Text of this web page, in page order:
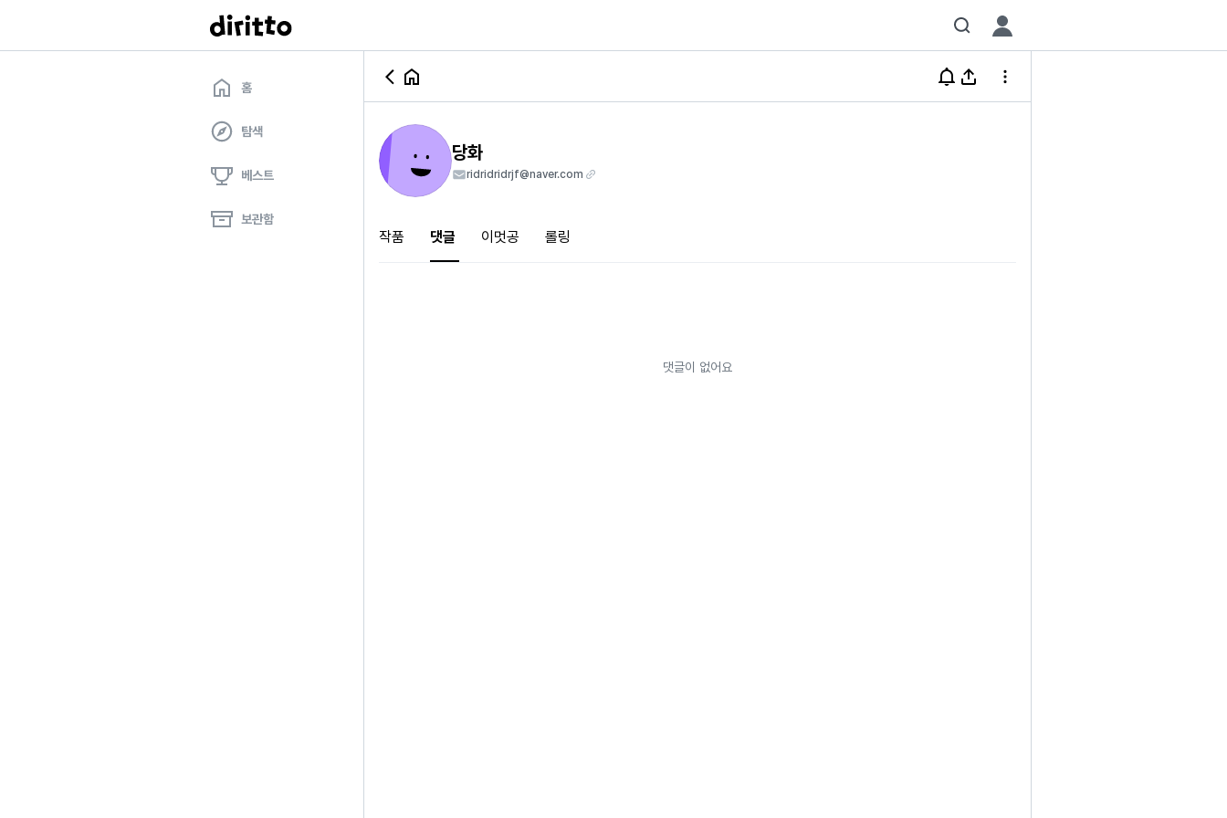
홈
탐색
베스트
보관함
당화
ridridridrjf@naver.com
작품 댓글 이멋공 롤링
댓글이 없어요